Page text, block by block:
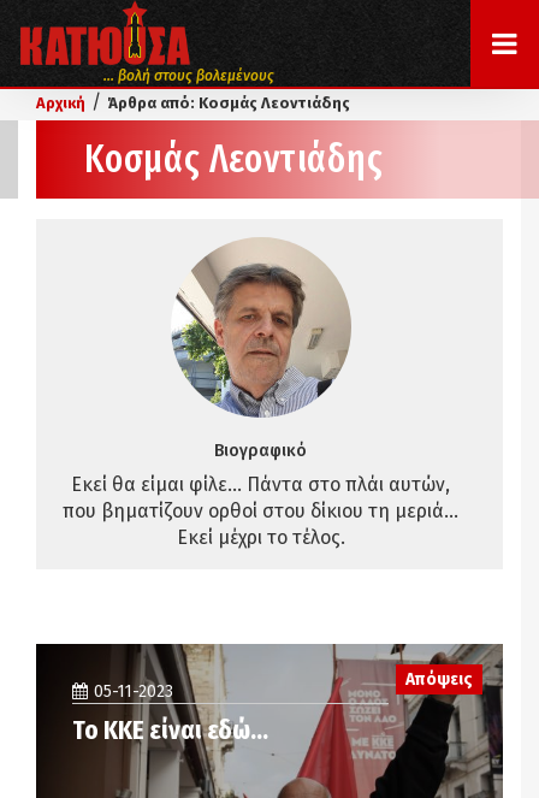
... βολή στους βολεμένους
Αρχική / Άρθρα από: Κοσμάς Λεοντιάδης
Κοσμάς Λεοντιάδης
Βιογραφικό
Εκεί θα είμαι φίλε... Πάντα στο πλάι αυτών,
που βηματίζουν ορθοί στου δίκιου τη μεριά...
Εκεί μέχρι το τέλος.
Απόψεις
05-11-2023
Το ΚΚΕ είναι εδώ…